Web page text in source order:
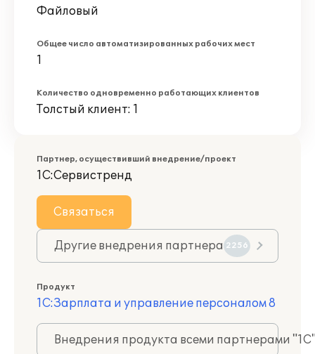
Файловый
Общее число автоматизированных рабочих мест
1
Количество одновременно работающих клиентов
Толстый клиент: 1
Партнер, осуществивший внедрение/проект
1С:Сервистренд
Связаться
Другие внедрения партнера 2256
Продукт
1С:Зарплата и управление персоналом 8
Внедрения продукта всеми партнерами